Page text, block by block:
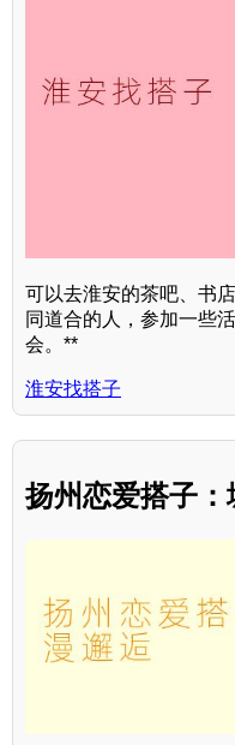
可以去淮安的茶吧、书
同道合的人，参加一些
会。**
淮安找搭子
扬州恋爱搭子